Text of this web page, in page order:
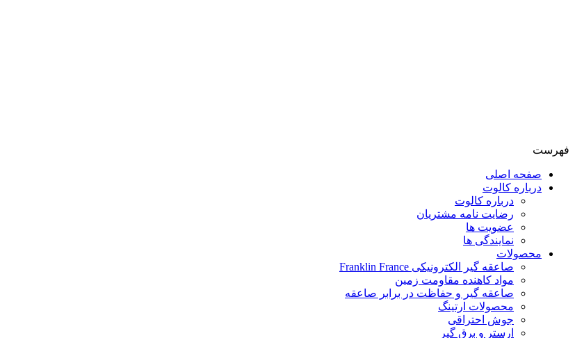
فهرست
صفحه اصلی
درباره کالوت
درباره کالوت
رضایت نامه مشتریان
عضویت ها
نمایندگی ها
محصولات
صاعقه گیر الکترونیکی Franklin France
مواد کاهنده مقاومت زمین
صاعقه گیر و حفاظت در برابر صاعقه
محصولات ارتینگ
جوش احتراقی
ارستر و برق گیر